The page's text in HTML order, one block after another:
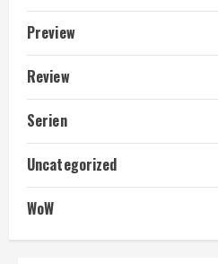
Preview
Review
Serien
Uncategorized
WoW